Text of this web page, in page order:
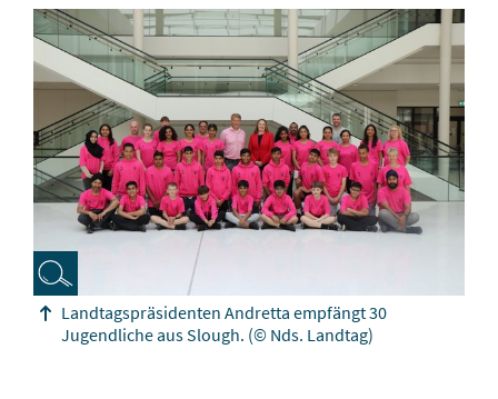
Landtagspräsidenten Andretta empfängt 30
Jugendliche aus Slough. (© Nds. Landtag)